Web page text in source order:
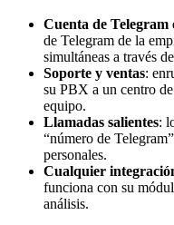
Cuenta de Telegram
de Telegram de la
simultáneas a través
Soporte y ventas:
su PBX a un centro
equipo.
Llamadas salientes:
“número de
personales.
Cualquier
funciona con su
análisis.